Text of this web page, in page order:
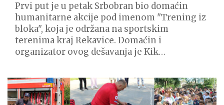
Prvi put je u petak Srbobran bio domaćin
humanitarne akcije pod imenom "Trening iz
bloka", koja je održana na sportskim
terenima kraj Rekavice. Domaćin i
organizator ovog dešavanja je Kik…